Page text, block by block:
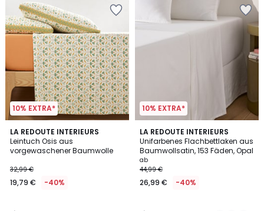
10% EXTRA*
LA REDOUTE INTERIEURS
Leintuch Osis aus
vorgewaschener Baumwolle
32,99 €
19,79 € -40%
3,3
/ 5
10% EXTRA*
LA REDOUTE INTERIEURS
Unifarbenes Flachbettlaken aus
Baumwollsatin, 153 Fäden, Opal
ab
44,99 €
26,99 € -40%
4,2
/ 5
8
Farben